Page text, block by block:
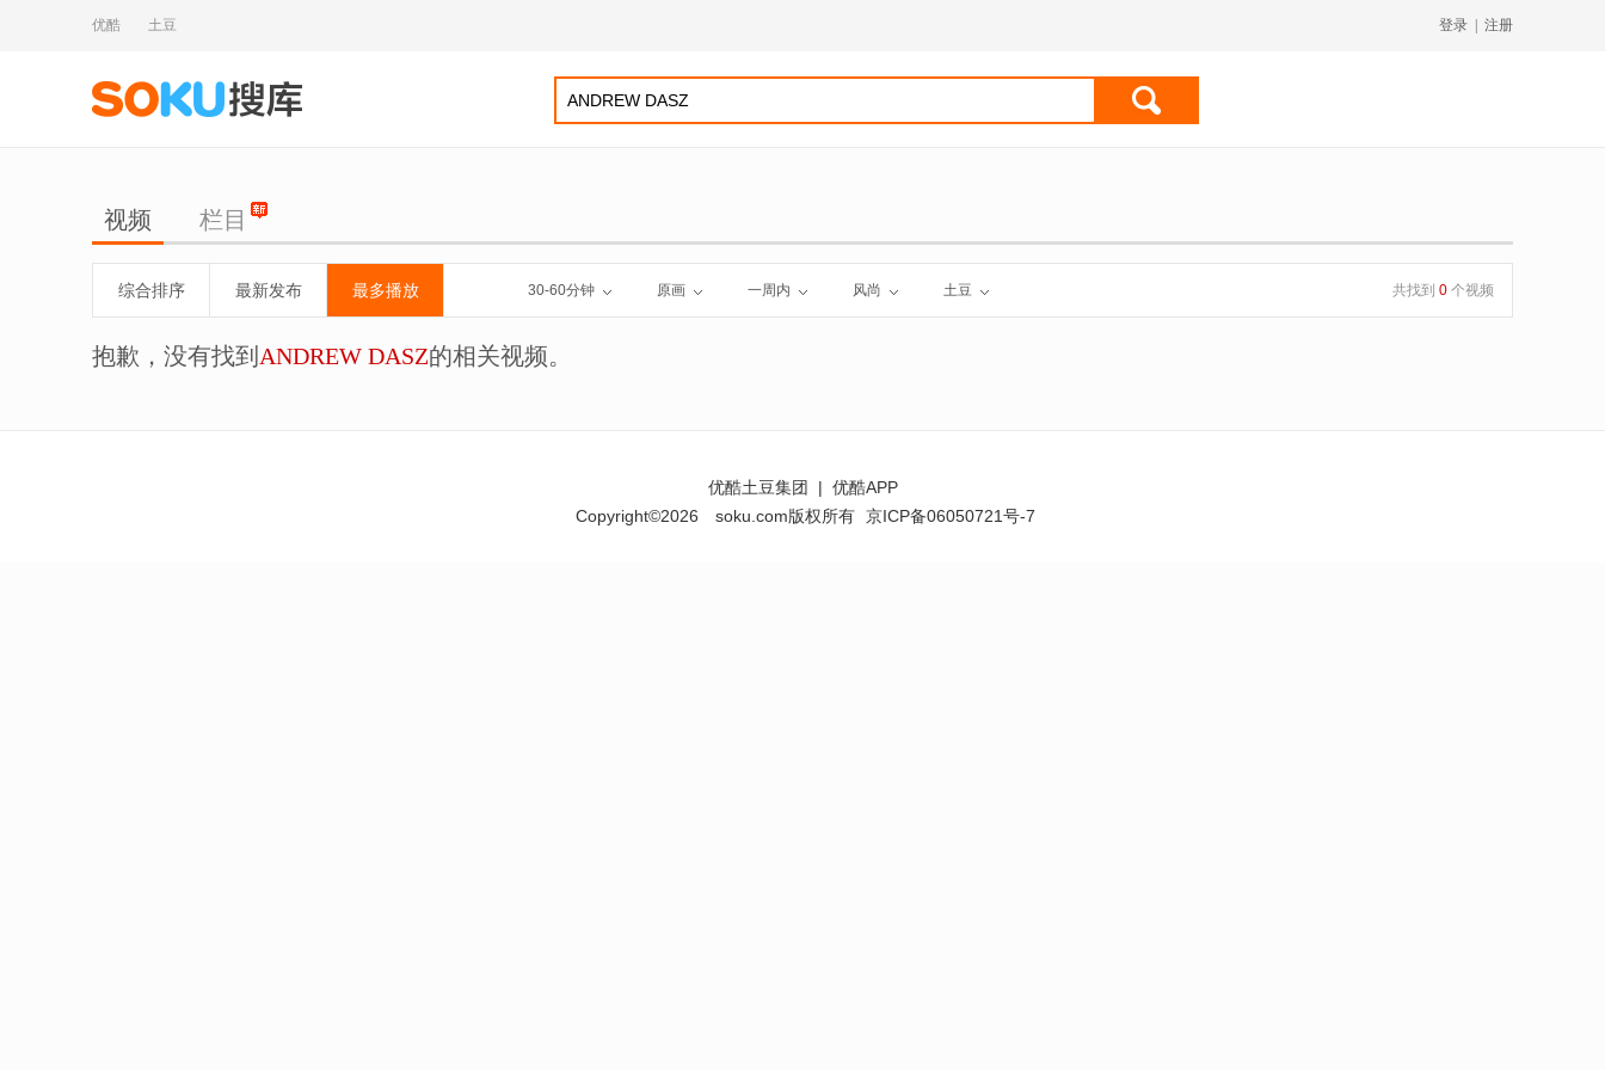
优酷 土豆 登录 注册
视频 栏目
综合排序 最新发布 最多播放 30-60分钟 原画 一周内 风尚 土豆 共找到 0 个视频
抱歉，没有找到 ANDREW DASZ的相关视频。
优酷土豆集团 | 优酷APP
Copyright©2026
soku.com版权所有 京ICP备06050721号-7